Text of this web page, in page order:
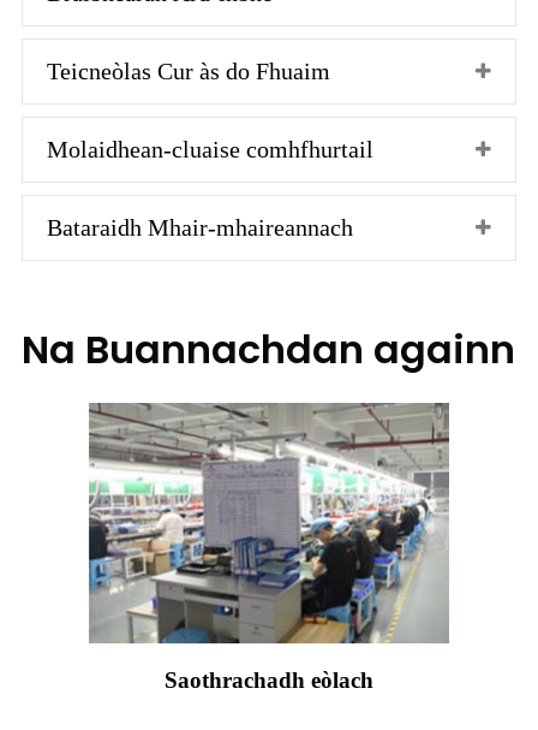
Teicneòlas Cur às do Fhuaim
Molaidhean-cluaise comhfhurtail
Bataraidh Mhair-mhaireannach
Na Buannachdan againn
Saothrachadh eòlach